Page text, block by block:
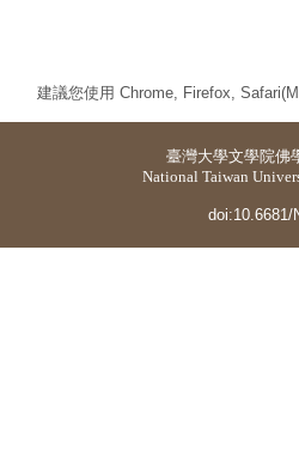
建議您使用 Chrome, Firefox,
臺灣大學文學院佛
National Taiwan
doi:10.6681/